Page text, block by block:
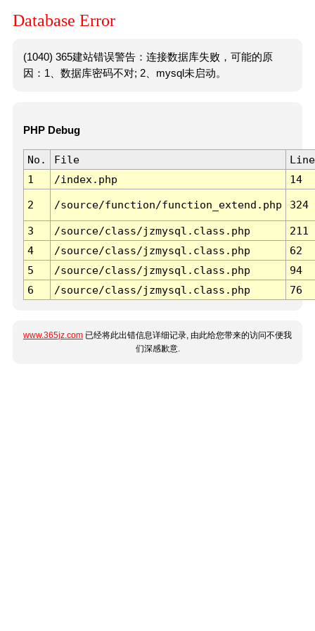
Database Error
(1040) 365建站错误警告：连接数据库失败，可能的原
因：1、数据库密码不对; 2、mysql未启动。
PHP Debug
No. File
Line
1
/index.php 14
2 /source/function/function_extend.php 324
3 /source/class/jzmysql.class.php
211
4
/source/class/jzmysql.class.php
62
5
/source/class/jzmysql.class.php
94
6
/source/class/jzmysql.class.php 76
www.365jz.com 已经将此出错信息详细记录, 由此给您带来的访问不便我
们深感歉意.